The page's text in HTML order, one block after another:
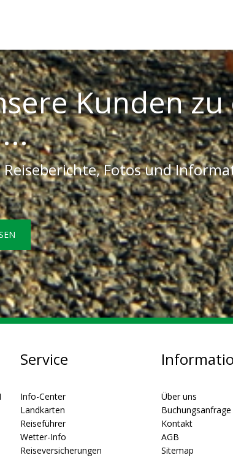
Kunden
Fotos und
Service
Info-Center
Landkarten
Reiseführer
Wetter-Info
Reiseversicherungen
Über uns
Buchungsanfrage
Kontakt
AGB
Sitemap